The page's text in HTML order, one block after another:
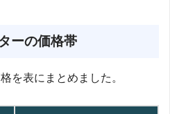
ーの価格帯
を表にまとめました。